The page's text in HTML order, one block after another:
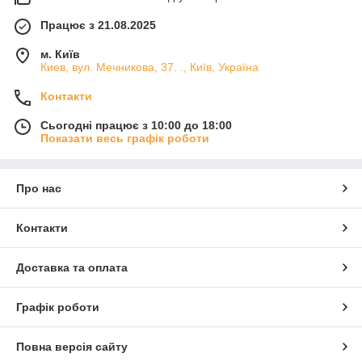
Працює з 21.08.2025
м. Київ
Киев, вул. Мечникова, 37. ., Київ, Україна
Контакти
Сьогодні працює з 10:00 до 18:00
Показати весь графік роботи
Про нас
Контакти
Доставка та оплата
Графік роботи
Повна версія сайту